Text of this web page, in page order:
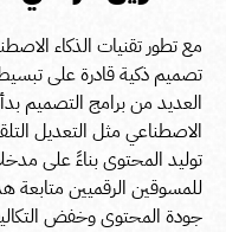
مع تطور تقنيات الذكاء
تصميم ذكية قادرة على
العديد من برامج التصميم
الاصطناعي مثل التعديل
توليد المحتوى بناءً على
للمسوقين الرقميين متابعة
جودة المحتوى وخفض